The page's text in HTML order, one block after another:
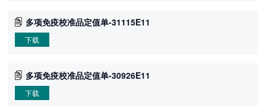
多项免疫校准品定值单-31115E11
下载
多项免疫校准品定值单-30926E11
下载